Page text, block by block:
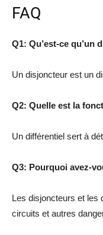
FAQ
Q1: Qu’est-ce qu’un
Un disjoncteur est un
Q2: Quelle est la
Un différentiel sert à
Q3: Pourquoi avez-
Les disjoncteurs et les
circuits et autres